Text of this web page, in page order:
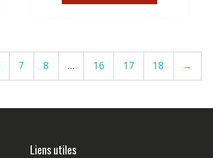
7 8 … 16 17 18 →
Liens utiles